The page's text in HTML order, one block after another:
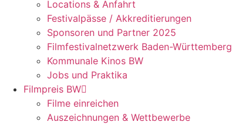
Locations & Anfahrt
Festivalpässe / Akkreditierungen
Sponsoren und Partner 2025
Filmfestivalnetzwerk ­Baden-Württemberg
Kommunale Kinos BW
Jobs und Praktika
Filmpreis BW
Filme einreichen
Auszeichnungen & Wettbewerbe